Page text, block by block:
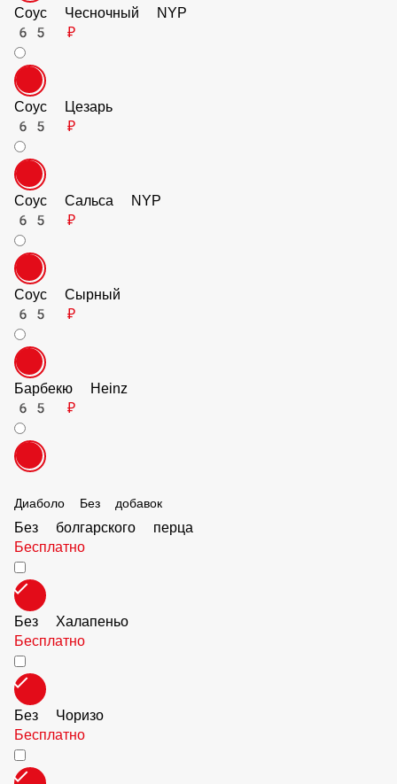
Соус Чесночный NYP
65 ₽
Соус Цезарь
65 ₽
Соус Сальса NYP
65 ₽
Соус Сырный
65 ₽
Барбекю Heinz
65 ₽
Диаболо Без добавок
Без болгарского перца
Бесплатно
Без Халапеньо
Бесплатно